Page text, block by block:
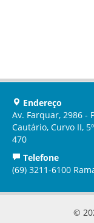
Endereço
Av. Farquar, 2986 -
Cautário, Curvo II,
470
Telefone
(69) 3211-6100
©